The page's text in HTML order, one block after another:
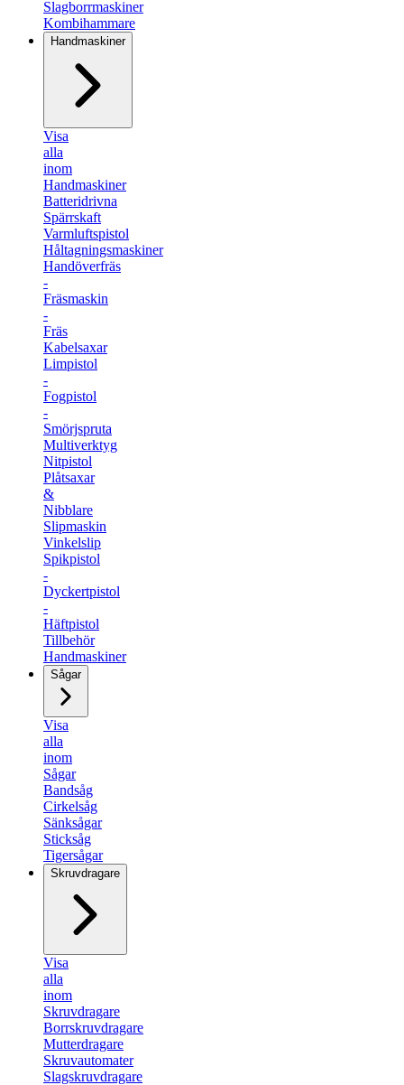
Slagborrmaskiner
Kombihammare
Handmaskiner
Visa
alla
inom
Handmaskiner
Batteridrivna
Spärrskaft
Varmluftspistol
Håltagningsmaskiner
Handöverfräs
-
Fräsmaskin
-
Fräs
Kabelsaxar
Limpistol
-
Fogpistol
-
Smörjspruta
Multiverktyg
Nitpistol
Plåtsaxar
&
Nibblare
Slipmaskin
Vinkelslip
Spikpistol
-
Dyckertpistol
-
Häftpistol
Tillbehör
Handmaskiner
Sågar
Visa
alla
inom
Sågar
Bandsåg
Cirkelsåg
Sänksågar
Sticksåg
Tigersågar
Skruvdragare
Visa
alla
inom
Skruvdragare
Borrskruvdragare
Mutterdragare
Skruvautomater
Slagskruvdragare